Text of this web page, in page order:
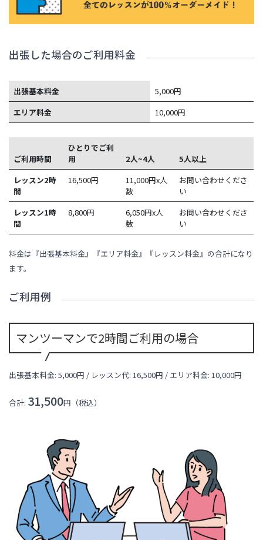
出張した場合のご利用料金
出張基本料金
5,000円
エリア料金
10,000円
ご利用時間
ひとりでご利
用
2人~4人
5人以上
レッスン2時
間
16,500円
11,000円x人
数
お問い合わせくださ
い
レッスン1時
間
8,800円
6,050円x人
数
お問い合わせくださ
い
料金は『出張基本料金』『エリア料金』『レッスン料金』の合計になり
ます。
ご利用例
マンツーマンで2時間ご利用の場合
出張基本料金: 5,000円 / レッスン代: 16,500円 / エリア料金: 10,000円
合計: 31,500円（税込）